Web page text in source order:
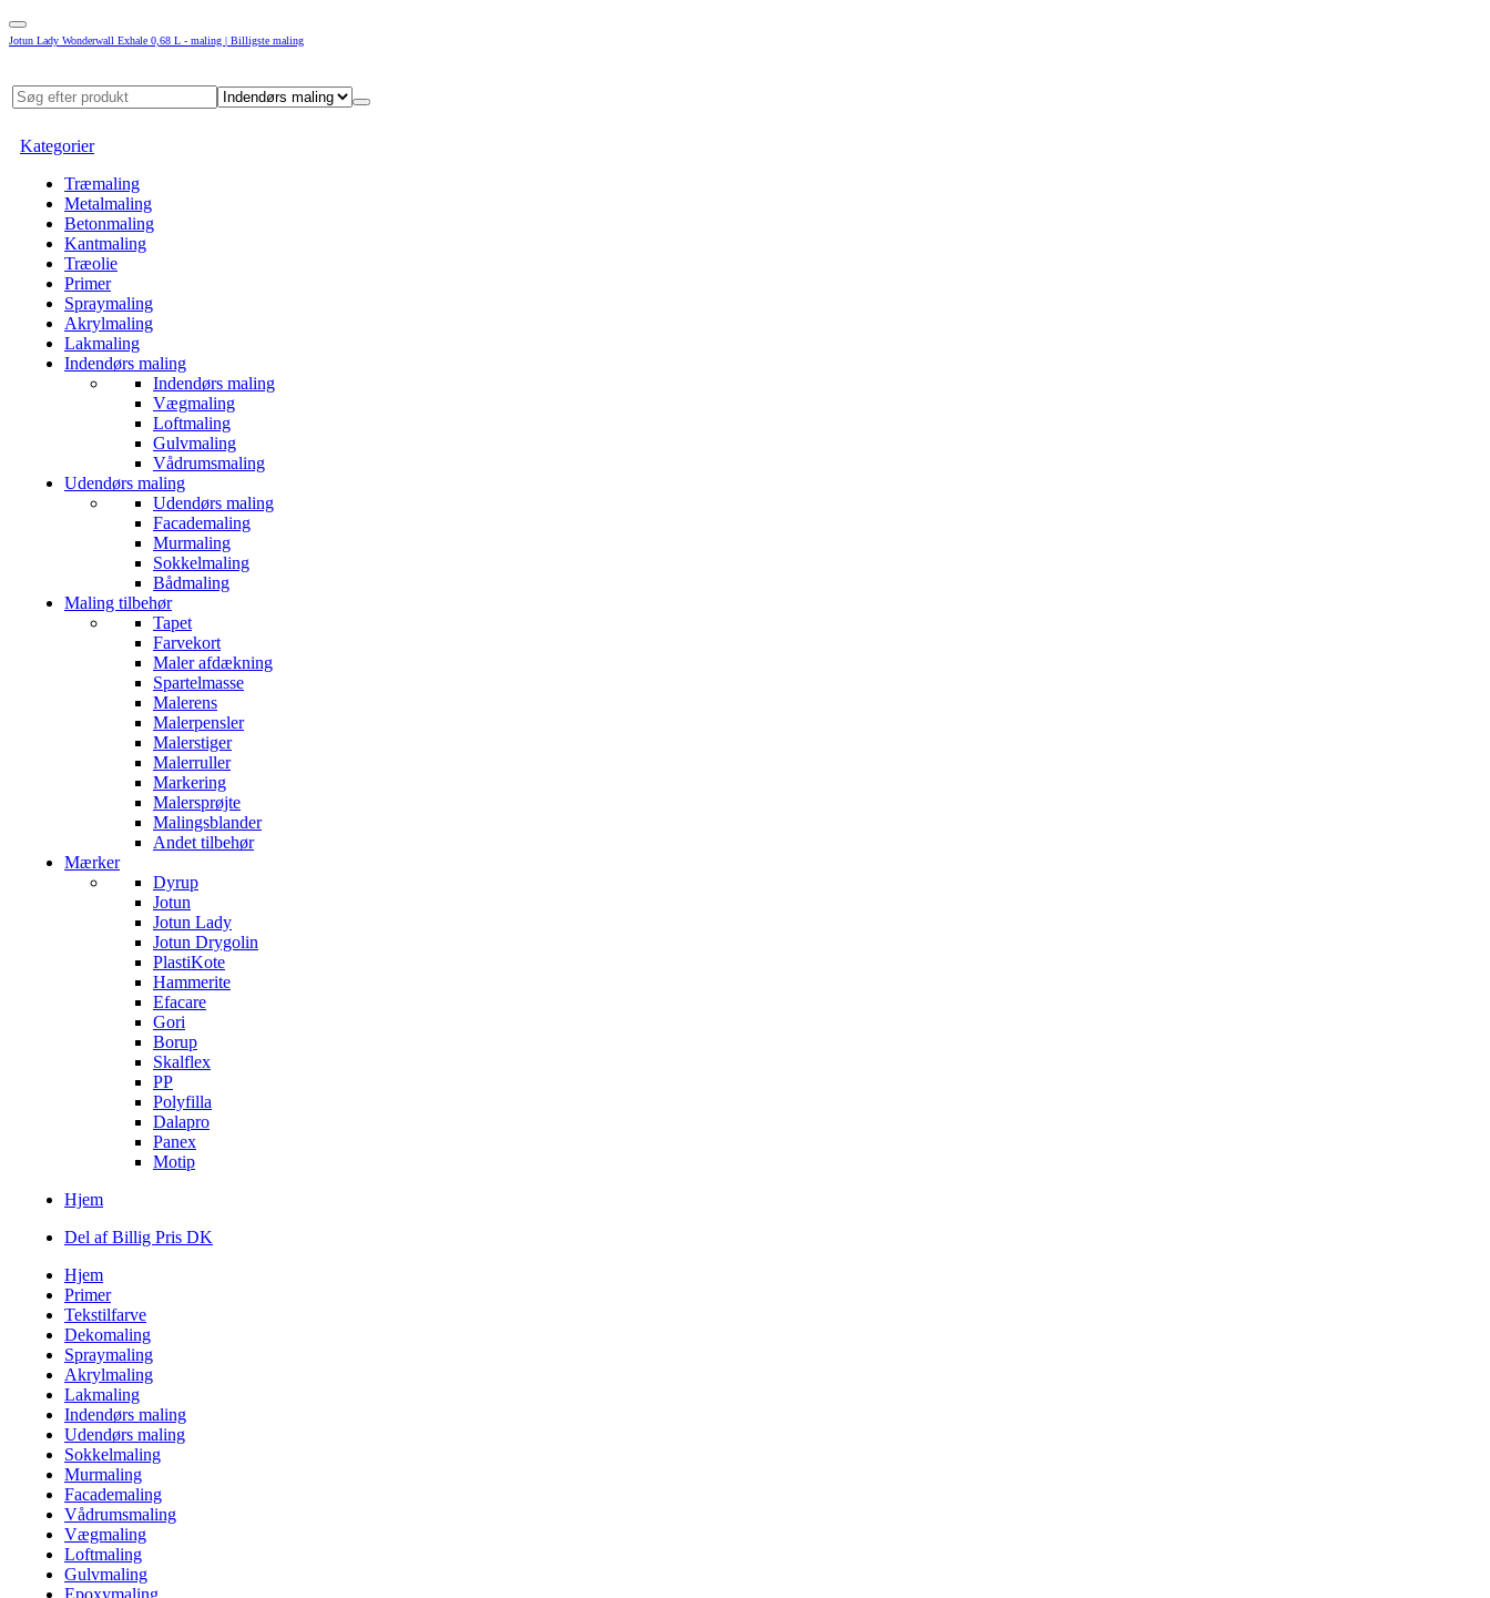
Jotun Lady Wonderwall Exhale 0,68 L - maling | Billigste maling
Kategorier
Træmaling
Metalmaling
Betonmaling
Kantmaling
Træolie
Primer
Spraymaling
Akrylmaling
Lakmaling
Indendørs maling
Indendørs maling
Vægmaling
Loftmaling
Gulvmaling
Vådrumsmaling
Udendørs maling
Udendørs maling
Facademaling
Murmaling
Sokkelmaling
Bådmaling
Maling tilbehør
Tapet
Farvekort
Maler afdækning
Spartelmasse
Malerens
Malerpensler
Malerstiger
Malerruller
Markering
Malersprøjte
Malingsblander
Andet tilbehør
Mærker
Dyrup
Jotun
Jotun Lady
Jotun Drygolin
PlastiKote
Hammerite
Efacare
Gori
Borup
Skalflex
PP
Polyfilla
Dalapro
Panex
Motip
Hjem
Del af Billig Pris DK
Hjem
Primer
Tekstilfarve
Dekomaling
Spraymaling
Akrylmaling
Lakmaling
Indendørs maling
Udendørs maling
Sokkelmaling
Murmaling
Facademaling
Vådrumsmaling
Vægmaling
Loftmaling
Gulvmaling
Epoxymaling